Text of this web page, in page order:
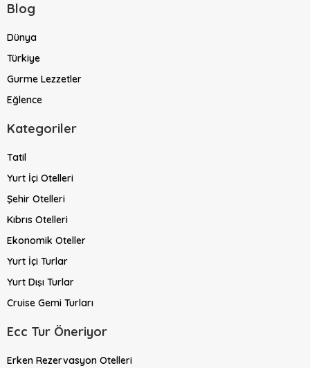
Blog
Dünya
Türkiye
Gurme Lezzetler
Eğlence
Kategoriler
Tatil
Yurt İçi Otelleri
Şehir Otelleri
Kıbrıs Otelleri
Ekonomik Oteller
Yurt İçi Turlar
Yurt Dışı Turlar
Cruise Gemi Turları
Ecc Tur Öneriyor
Erken Rezervasyon Otelleri